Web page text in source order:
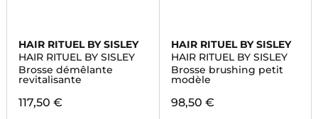
HAIR RITUEL BY SISLEY
HAIR RITUEL BY SISLEY
Brosse démêlante
revitalisante
117,50 €
HAIR RITUEL BY SISLEY
HAIR RITUEL BY SISLEY
Brosse brushing petit
modèle
98,50 €